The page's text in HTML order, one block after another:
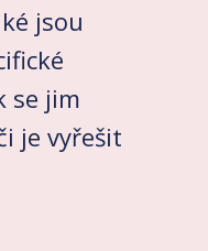
jsou
se jim
je vyřešit